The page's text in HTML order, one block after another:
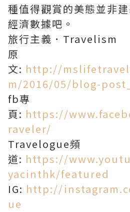
種值得觀賞的美態並非建
經濟數據吧。
旅行主義．Travelism
原
文: http://
m/2016/05/blog-
fb專
頁: https://
raveler/
Travelogue頻
道: https://
yacinthk/featured
IG: http://
ue